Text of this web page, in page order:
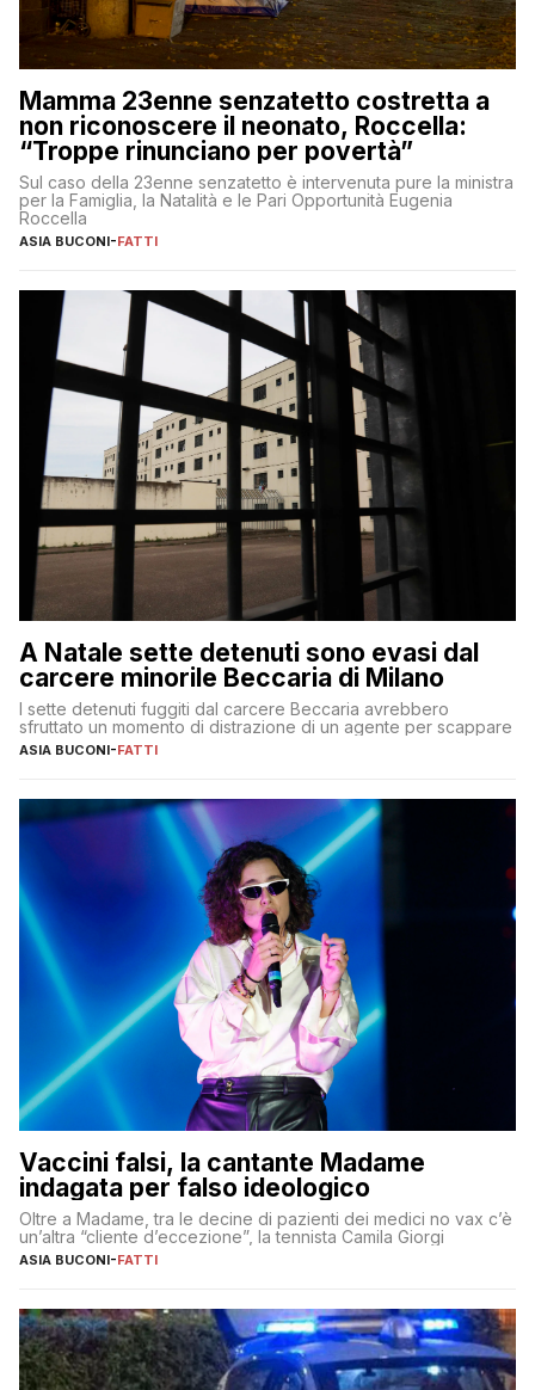
Mamma 23enne senzatetto costretta a
non riconoscere il neonato, Roccella:
“Troppe rinunciano per povertà”
Sul caso della 23enne senzatetto è intervenuta pure la ministra
per la Famiglia, la Natalità e le Pari Opportunità Eugenia
Roccella
ASIA BUCONI-FATTI
A Natale sette detenuti sono evasi dal
carcere minorile Beccaria di Milano
I sette detenuti fuggiti dal carcere Beccaria avrebbero
sfruttato un momento di distrazione di un agente per scappare
ASIA BUCONI-FATTI
Vaccini falsi, la cantante Madame
indagata per falso ideologico
Oltre a Madame, tra le decine di pazienti dei medici no vax c’è
un’altra “cliente d’eccezione”, la tennista Camila Giorgi
ASIA BUCONI-FATTI